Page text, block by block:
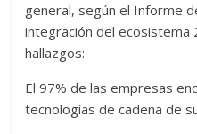
general, según el Informe
integración del ecosistema
hallazgos:
El 97% de las empresas
tecnologías de cadena de